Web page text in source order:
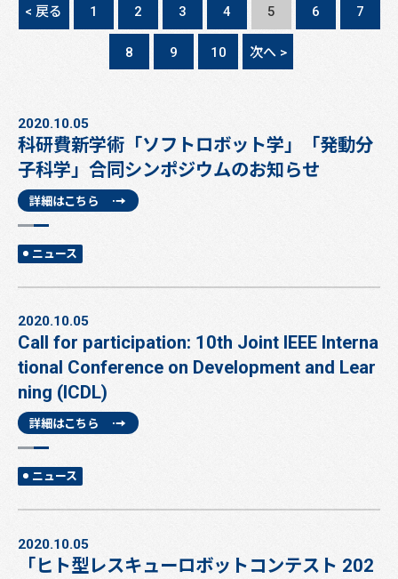
< 戻る 1 2 3 4 5 6 7
8 9 10 次へ >
2020.10.05
科研費新学術「ソフトロボット学」「発動分
子科学」合同シンポジウムのお知らせ
詳細はこちら
ニュース
2020.10.05
Call for participation: 10th Joint IEEE Interna
tional Conference on Development and Lear
ning (ICDL)
詳細はこちら
ニュース
2020.10.05
「ヒト型レスキューロボットコンテスト 202